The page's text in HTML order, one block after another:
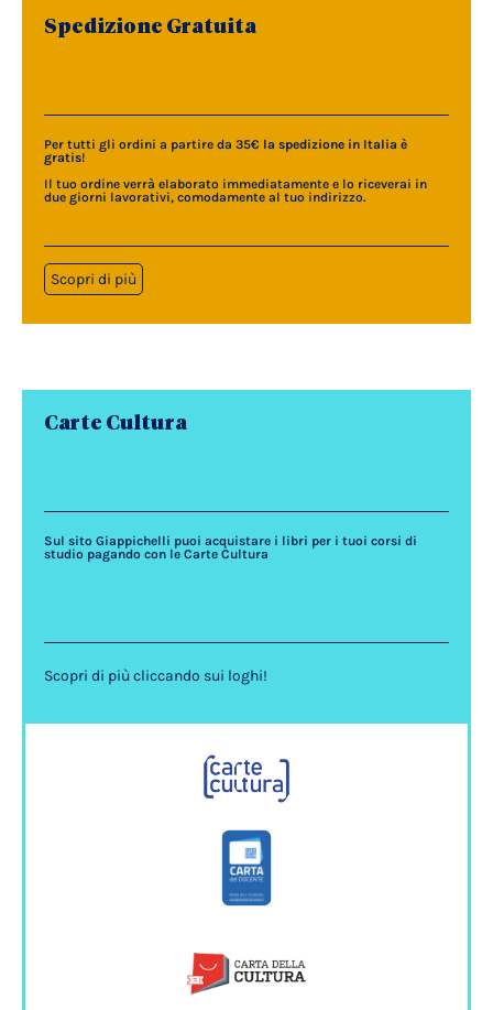
Spedizione Gratuita
Per tutti gli ordini a partire da 35€ la spedizione in Italia è
gratis!
Il tuo ordine verrà elaborato immediatamente e lo riceverai in
due giorni lavorativi, comodamente al tuo indirizzo.
Scopri di più
Carte Cultura
Sul sito Giappichelli puoi acquistare i libri per i tuoi corsi di
studio pagando con le Carte Cultura
Scopri di più cliccando sui loghi!